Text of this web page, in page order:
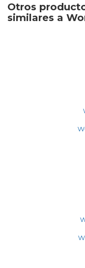
Otros
similares a